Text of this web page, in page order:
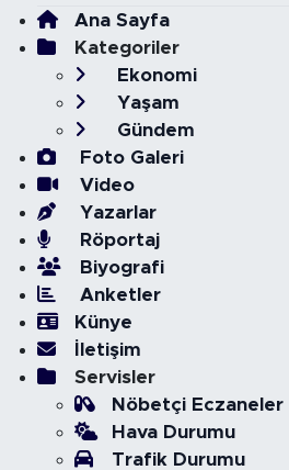
Ana Sayfa
Kategoriler
Ekonomi
Yaşam
Gündem
Foto Galeri
Video
Yazarlar
Röportaj
Biyografi
Anketler
Künye
İletişim
Servisler
Nöbetçi Eczaneler
Hava Durumu
Trafik Durumu